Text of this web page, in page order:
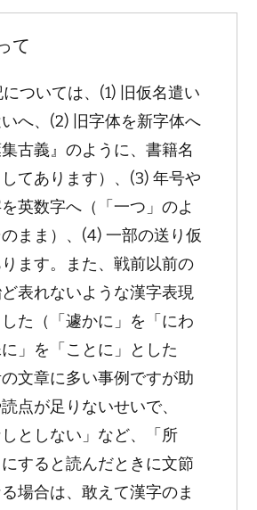
て
ついては、(1) 旧仮名遣い
へ、(2) 旧字体を新字体へ
集古義』のように、書籍名
てあります）、(3) 年号や
英数字へ（「一つ」のよ
まま）、(4) 一部の送り仮
ます。また、戦前以前の
表れないような漢字表現
た（「遽かに」を「にわ
」を「ことに」とした
文章に多い事例ですが助
点が足りないせいで、
しとしない」など、「所
すると読んだときに文節
場合は、敢えて漢字のま